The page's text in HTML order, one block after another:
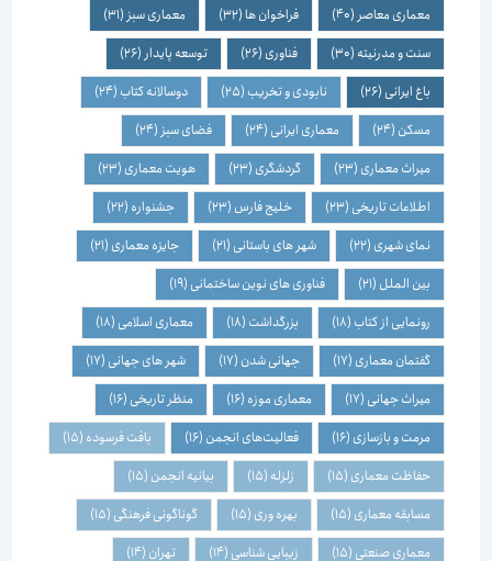
معماری معاصر(40) فراخوان ها(32) معماری سبز(31)
سنت و مدرنیته(30) فناوری(26) توسعه پایدار(26)
باغ ایرانی(26) نابودی و تخریب(25) دوسالانه کتاب(24)
مسکن(24) معماری ایرانی(24) فضای سبز(24)
میراث معماری(23) گردشگری(23) هویت معماری(23)
اطلاعات تاریخی(23) خلیج فارس(23) جشنواره(22)
نمای شهری(22) شهر های باستانی(21) جایزه معماری(21)
بین الملل(21) فناوری های نوین ساختمانی(19)
رونمایی از کتاب(18) بزرگداشت(18) معماری اسلامی(18)
گفتمان معماری(17) جهانی شدن(17) شهر های جهانی(17)
میراث جهانی(17) معماری موزه(16) منظر تاریخی(16)
مرمت و بازسازی(16) فعالیت‌های انجمن(16) بافت فرسوده(15)
حفاظت معماری(15) زلزله(15) بیانیه انجمن(15)
مسابقه معماری(15) بهره وری(15) گوناگونی فرهنگی(15)
معماری صنعتی(15) زیبایی شناسی(14) تهران(14)